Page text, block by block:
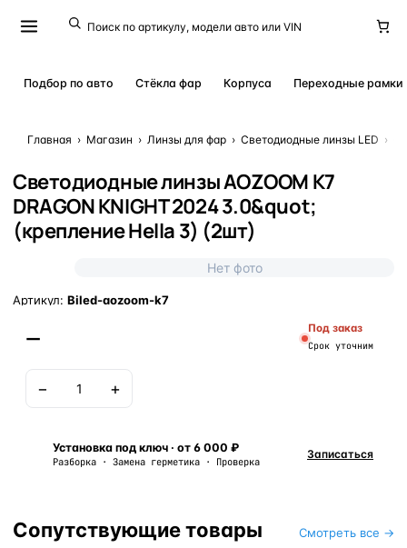
Подбор по авто Стёкла фар Корпуса Переходные рамки
Главная › Магазин › Линзы для фар › Светодиодные линзы LED ›
Светодиодные линзы AOZOOM K7
DRAGON KNIGHT 2024 3.0&quot;
(крепление Hella 3) (2шт)
Нет фото
Артикул: Biled-aozoom-k7
— Под заказ
Срок уточним
− +
Установка под ключ · от 6 000 ₽
Разборка · Замена герметика · Проверка
Записаться
Сопутствующие товары Смотреть все →